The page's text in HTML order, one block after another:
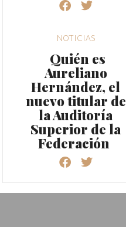
NOTICIAS
Quién es
Aureliano
Hernández, el
nuevo titular de
la Auditoría
Superior de la
Federación